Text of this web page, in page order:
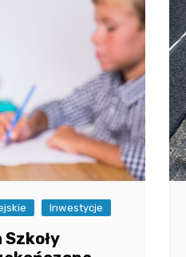
Inwestycje